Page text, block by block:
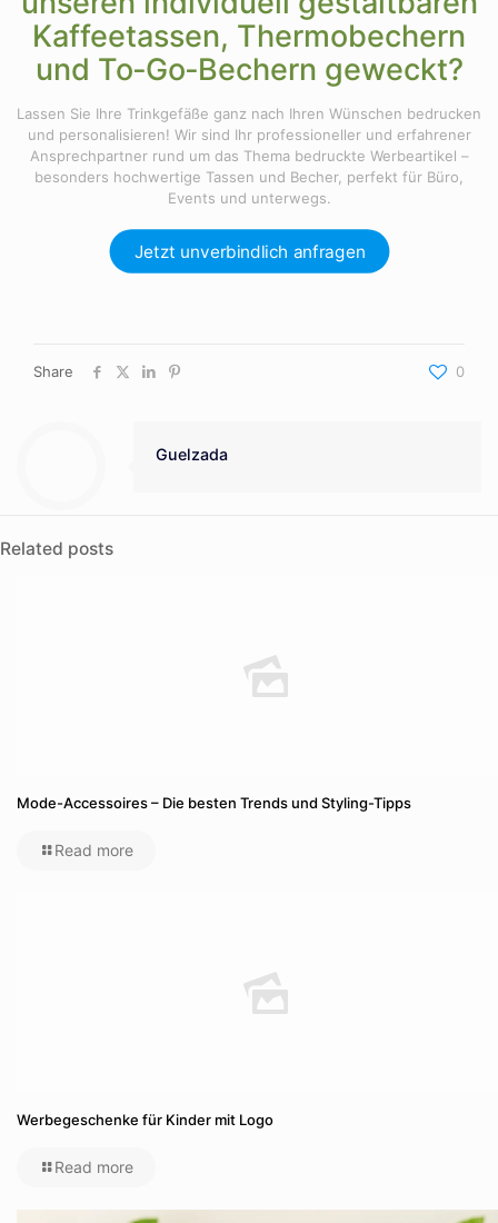
Kaffeetassen, Thermobechern
und To‑Go‑Bechern geweckt?
Lassen Sie Ihre Trinkgefäße ganz nach Ihren Wünschen bedrucken
und personalisieren! Wir sind Ihr professioneller und erfahrener
Ansprechpartner rund um das Thema bedruckte Werbeartikel –
besonders hochwertige Tassen und Becher, perfekt für Büro,
Events und unterwegs.
Jetzt unverbindlich anfragen
Share 0
Guelzada
Related posts
Mode-Accessoires – Die besten Trends und Styling-Tipps
Read more
Werbegeschenke für Kinder mit Logo
Read more